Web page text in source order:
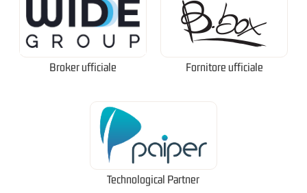
Broker ufficiale Fornitore ufficiale
Technological Partner